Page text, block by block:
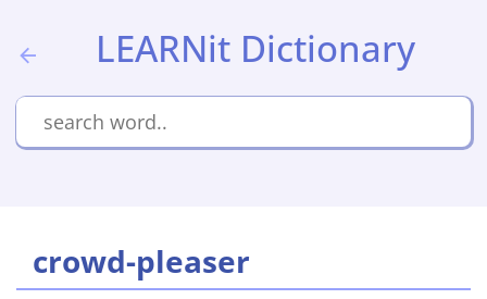
LEARNit Dictionary
crowd-pleaser